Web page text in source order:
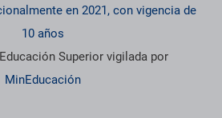
en 2021, con vigencia de
10 años
Superior vigilada por
MinEducación